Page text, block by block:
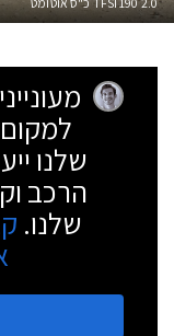
שלנו
הרכב
שלנו.